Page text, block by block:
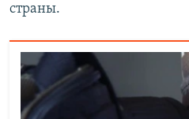
страны.